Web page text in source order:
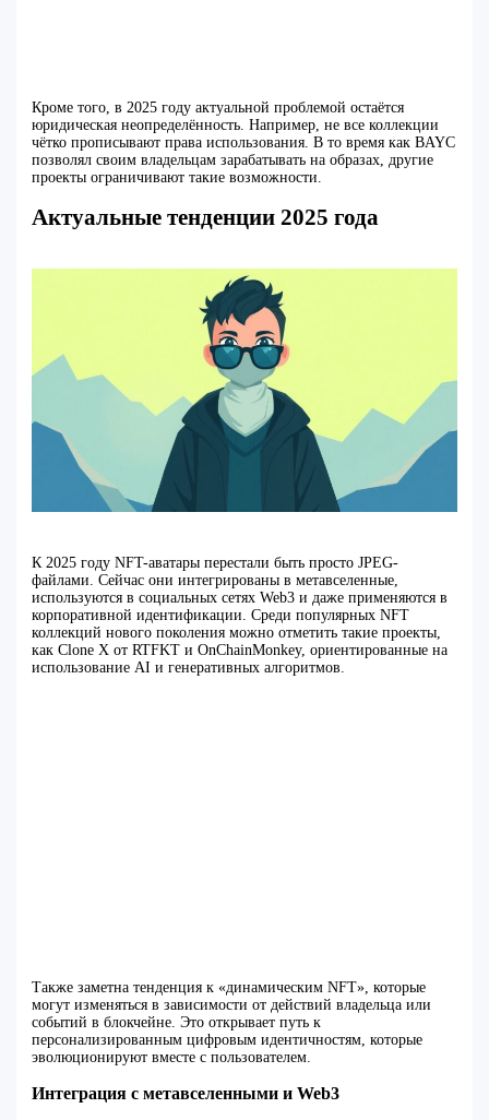
Кроме того, в 2025 году актуальной проблемой остаётся
юридическая неопределённость. Например, не все коллекции
чётко прописывают права использования. В то время как BAYC
позволял своим владельцам зарабатывать на образах, другие
проекты ограничивают такие возможности.
Актуальные тенденции 2025 года
К 2025 году NFT-аватары перестали быть просто JPEG-
файлами. Сейчас они интегрированы в метавселенные,
используются в социальных сетях Web3 и даже применяются в
корпоративной идентификации. Среди популярных NFT
коллекций нового поколения можно отметить такие проекты,
как Clone X от RTFKT и OnChainMonkey, ориентированные на
использование AI и генеративных алгоритмов.
Также заметна тенденция к «динамическим NFT», которые
могут изменяться в зависимости от действий владельца или
событий в блокчейне. Это открывает путь к
персонализированным цифровым идентичностям, которые
эволюционируют вместе с пользователем.
Интеграция с метавселенными и Web3